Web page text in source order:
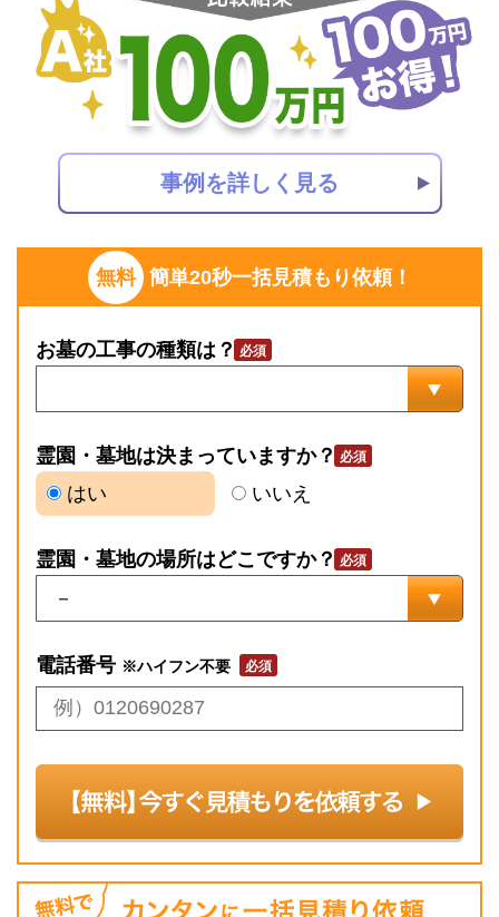
無料 簡単20秒一括見積もり依頼！
お墓の工事の種類は？
霊園・墓地は決まっていますか？
はい
いいえ
霊園・墓地の場所はどこですか？
電話番号 ※ハイフン不要
事例を詳しく見る